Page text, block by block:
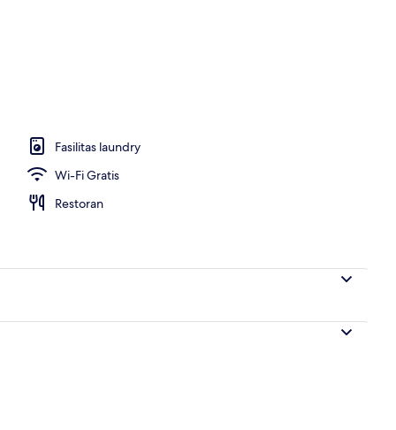
Fasilitas laundry
Wi-Fi Gratis
Restoran